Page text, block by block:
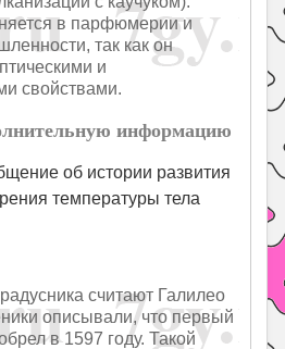
в парфюмерии и
так как он
и
свойствами.
информацию
об истории развития
температуры тела
считают Галилео
описывали, что первый
в 1597 году. Такой